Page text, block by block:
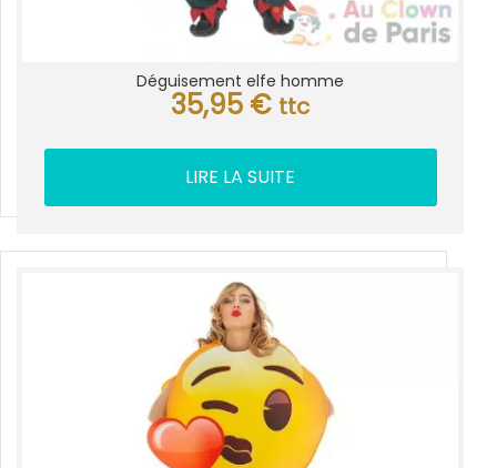
Déguisement elfe homme
35,95 € ttc
LIRE LA SUITE